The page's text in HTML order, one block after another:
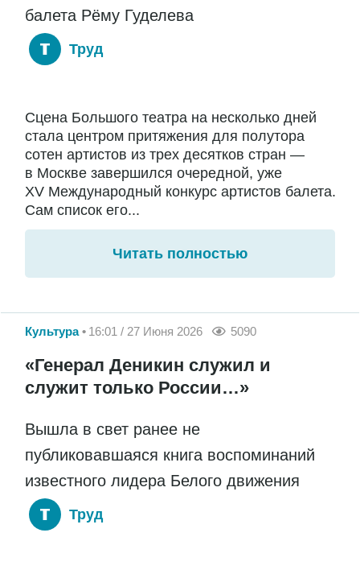
балета Рёму Гуделева
Труд
Сцена Большого театра на несколько дней
стала центром притяжения для полутора
сотен артистов из трех десятков стран —
в Москве завершился очередной, уже
XV Международный конкурс артистов балета.
Сам список его...
Читать полностью
Культура 16:01 / 27 Июня 2026 5090
«Генерал Деникин служил и
служит только России…»
Вышла в свет ранее не
публиковавшаяся книга воспоминаний
известного лидера Белого движения
Труд